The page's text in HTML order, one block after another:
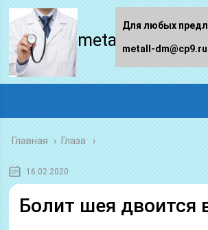
metall-dm.ru
Главная › Глаза
16.02.2020
Болит шея двоится
Для любых
metall-dm@cp9.ru